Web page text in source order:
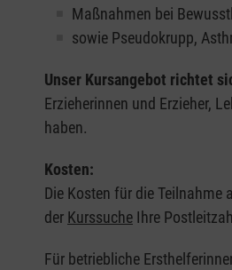
Maßnahmen bei
sowie Pseudokrupp,
Unser Kursangebot richtet
Erzieherinnen und Erzieher,
haben.
Kosten:
Die Kosten für die Teilnahme
der Kurssuche Ihre
Für betriebliche